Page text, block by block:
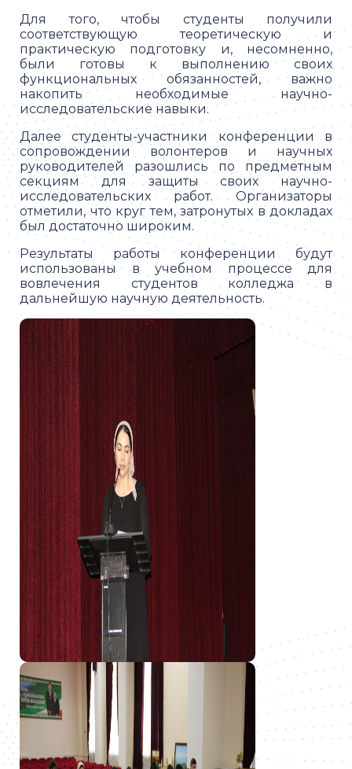
Для того, чтобы студенты получили
соответствующую теоретическую и
практическую подготовку и, несомненно,
были готовы к выполнению своих
функциональных обязанностей, важно
накопить необходимые научно-
исследовательские навыки.
Далее студенты-участники конференции в
сопровождении волонтеров и научных
руководителей разошлись по предметным
секциям для защиты своих научно-
исследовательских работ. Организаторы
отметили, что круг тем, затронутых в докладах
был достаточно широким.
Результаты работы конференции будут
использованы в учебном процессе для
вовлечения студентов колледжа в
дальнейшую научную деятельность.